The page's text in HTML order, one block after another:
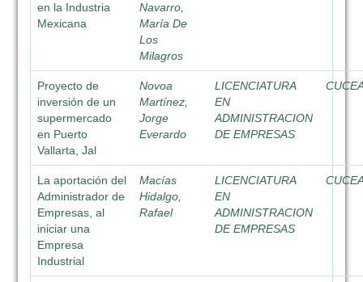
en la Industria
Mexicana
Navarro,
María De
Los
Milagros
Proyecto de
inversión de un
supermercado
en Puerto
Vallarta, Jal
Novoa
Martínez,
Jorge
Everardo
LICENCIATURA
EN
ADMINISTRACION
DE EMPRESAS
La aportación del
Administrador de
Empresas, al
iniciar una
Empresa
Industrial
Macías
Hidalgo,
Rafael
LICENCIATURA
EN
ADMINISTRACION
DE EMPRESAS